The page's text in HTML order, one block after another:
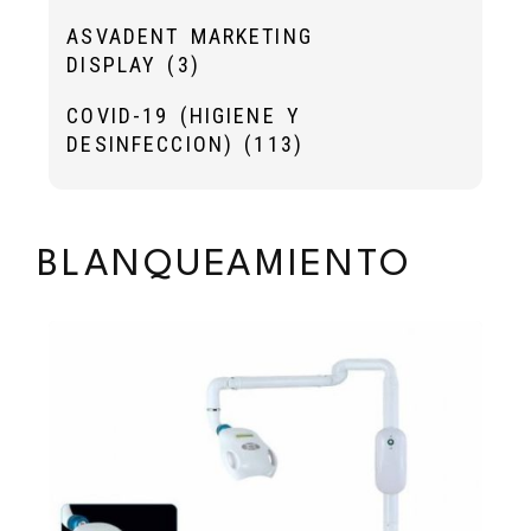
ASVADENT MARKETING
DISPLAY (3)
COVID-19 (HIGIENE Y
DESINFECCION) (113)
BLANQUEAMIENTO